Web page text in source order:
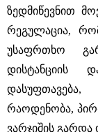
ზედმიწევნით
რეგულაცია,
უსაფრთხო
დისტანციის
რაოდენობა,
ვარჯიშის გარდა